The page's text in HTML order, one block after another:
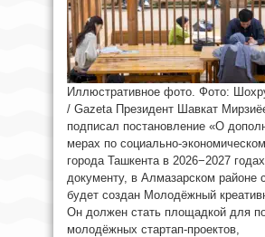
Иллюстративное фото. Фото:
/ Gazeta Президент Шавкат
подписал постановление «О
мерах по социально-
города Ташкента в 2026−2027
документу, в Алмазарском районе
будет создан Молодёжный
Он должен стать площадкой для
молодёжных стартап-проектов,